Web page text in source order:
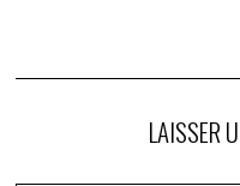
LAISSER